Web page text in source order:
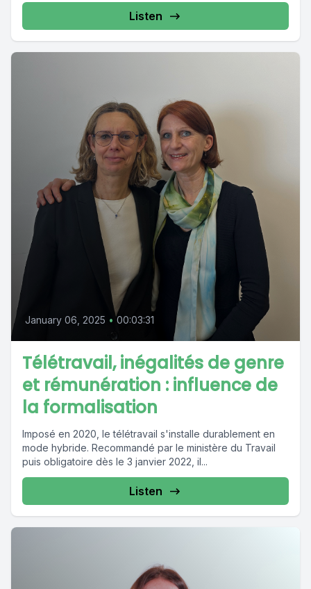
Listen
January 06, 2025 • 00:03:31
Télétravail, inégalités de genre
et rémunération : influence de
la formalisation
Imposé en 2020, le télétravail s'installe durablement en
mode hybride. Recommandé par le ministère du Travail
puis obligatoire dès le 3 janvier 2022, il...
Listen